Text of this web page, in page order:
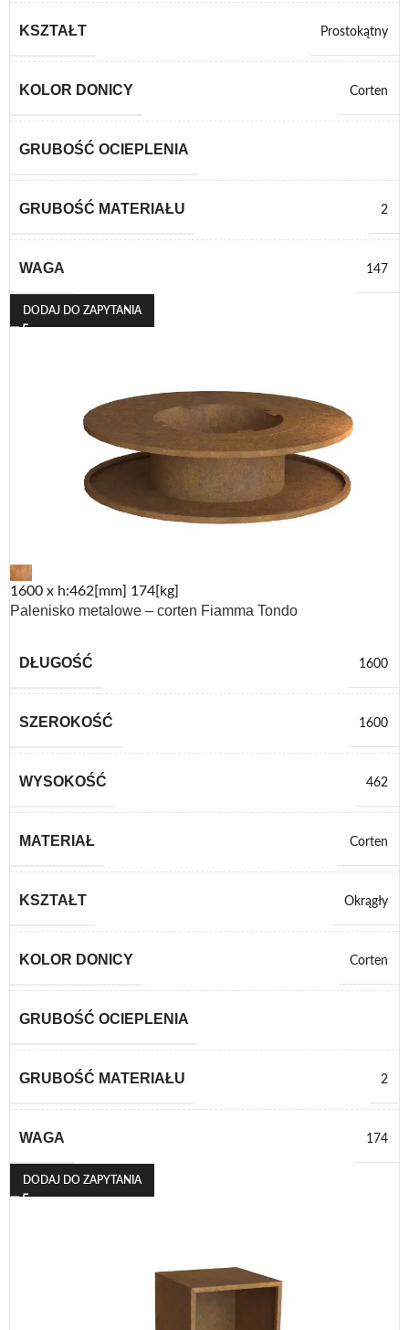
KSZTAŁT Prostokątny
KOLOR DONICY Corten
GRUBOŚĆ OCIEPLENIA
GRUBOŚĆ MATERIAŁU 2
WAGA 147
DODAJ DO ZAPYTANIA
1600 x h:462[mm] 174[kg]
Palenisko metalowe – corten Fiamma Tondo
DŁUGOŚĆ 1600
SZEROKOŚĆ 1600
WYSOKOŚĆ 462
MATERIAŁ Corten
KSZTAŁT Okrągły
KOLOR DONICY Corten
GRUBOŚĆ OCIEPLENIA
GRUBOŚĆ MATERIAŁU 2
WAGA 174
DODAJ DO ZAPYTANIA